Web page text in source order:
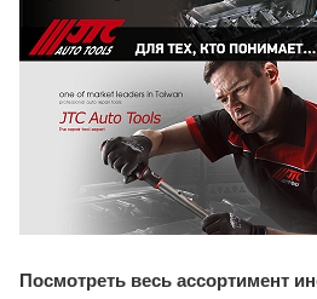
Посмотреть весь ассортимент